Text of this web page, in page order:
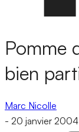
Pomme
bien
Marc Nicolle
- 20 janvier 2004